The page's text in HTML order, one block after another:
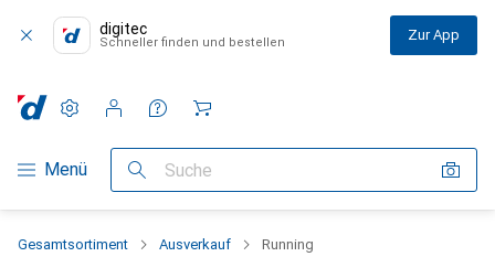
digitec
Schneller finden und bestellen Zur App
Navigation nach Kategorien
Menü Suche
Einstellungen
Kundenkonto
Vergleichslisten
Merklisten
Warenkorb
Gesamtsortiment Ausverkauf Running